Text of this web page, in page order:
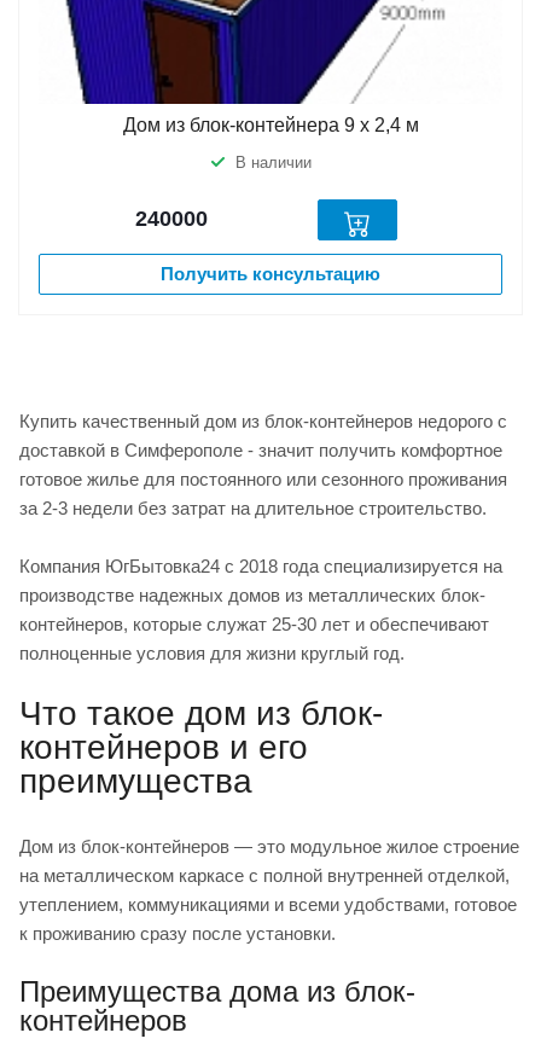
Дом из блок-контейнера 9 х 2,4 м
В наличии
240000
Получить консультацию
Купить качественный дом из блок-контейнеров недорого с
доставкой в Симферополе - значит получить комфортное
готовое жилье для постоянного или сезонного проживания
за 2-3 недели без затрат на длительное строительство.
Компания ЮгБытовка24 с 2018 года специализируется на
производстве надежных домов из металлических блок-
контейнеров, которые служат 25-30 лет и обеспечивают
полноценные условия для жизни круглый год.
Что такое дом из блок-
контейнеров и его
преимущества
Дом из блок-контейнеров — это модульное жилое строение
на металлическом каркасе с полной внутренней отделкой,
утеплением, коммуникациями и всеми удобствами, готовое
к проживанию сразу после установки.
Преимущества дома из блок-
контейнеров